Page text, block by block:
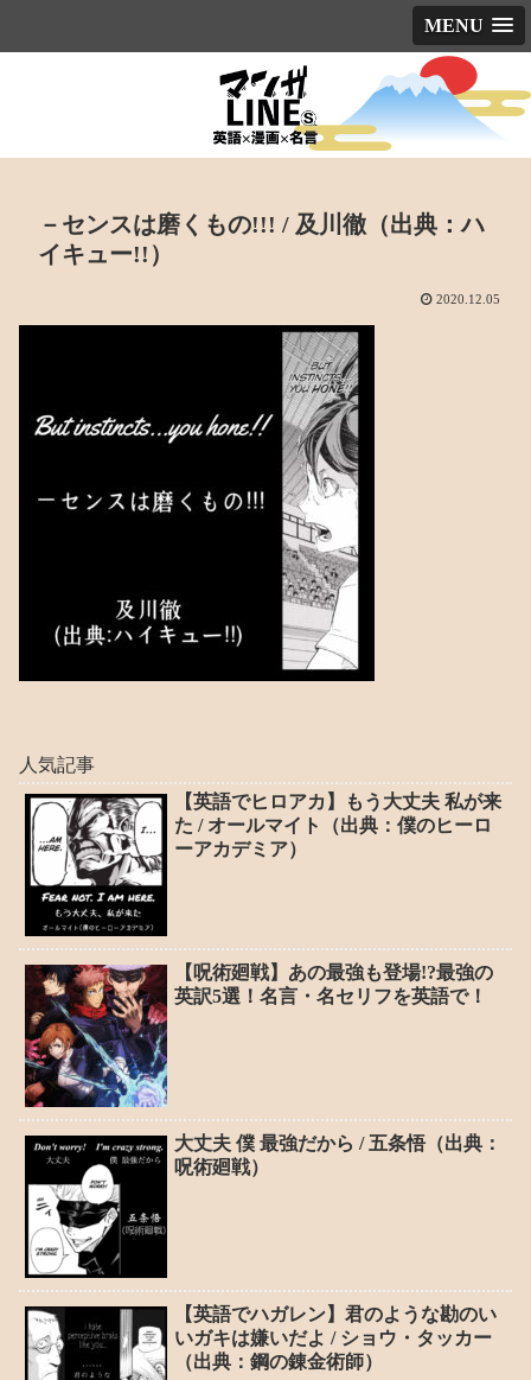
MENU
－センスは磨くもの!!! / 及川徹（出典：ハ
イキュー!!）
2020.12.05
人気記事
【英語でヒロアカ】もう大丈夫 私が来
た / オールマイト（出典：僕のヒーロ
ーアカデミア）
【呪術廻戦】あの最強も登場!?最強の
英訳5選！名言・名セリフを英語で！
大丈夫 僕 最強だから / 五条悟（出典：
呪術廻戦）
【英語でハガレン】君のような勘のい
いガキは嫌いだよ / ショウ・タッカー
（出典：鋼の錬金術師）